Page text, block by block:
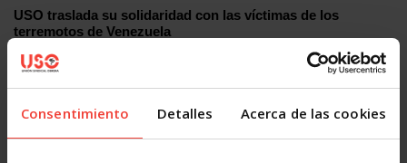
Consentimiento Detalles Acerca de las cookies
USO traslada su solidaridad con las víctimas de los
terremotos de Venezuela